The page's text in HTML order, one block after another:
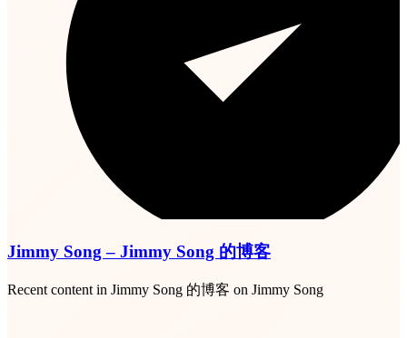
Jimmy Song – Jimmy Song 的博客
Recent content in Jimmy Song 的博客 on Jimmy Song